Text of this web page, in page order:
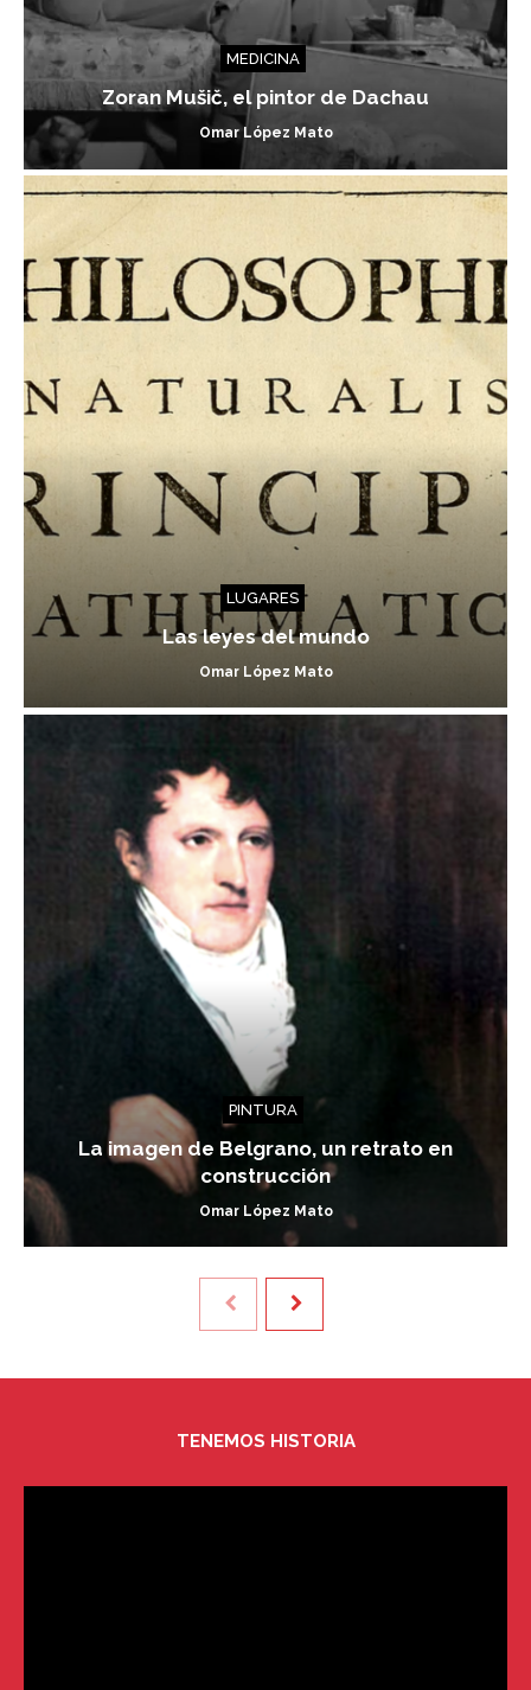
MEDICINA
Zoran Mušič, el pintor de Dachau
Omar López Mato
LUGARES
Las leyes del mundo
Omar López Mato
PINTURA
La imagen de Belgrano, un retrato en
construcción
Omar López Mato
TENEMOS HISTORIA